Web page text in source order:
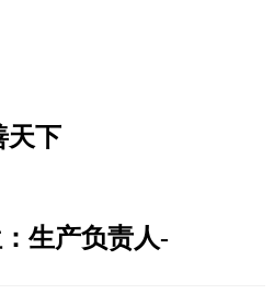
天下
生产负责人-